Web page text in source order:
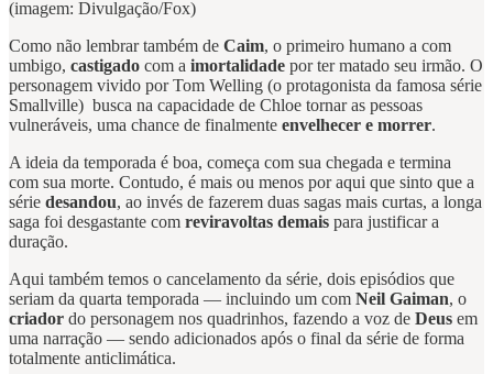
(imagem: Divulgação/Fox)
Como não lembrar também de Caim, o primeiro humano a com
umbigo, castigado com a imortalidade por ter matado seu irmão. O
personagem vivido por Tom Welling (o protagonista da famosa série
Smallville) busca na capacidade de Chloe tornar as pessoas
vulneráveis, uma chance de finalmente envelhecer e morrer.
A ideia da temporada é boa, começa com sua chegada e termina
com sua morte. Contudo, é mais ou menos por aqui que sinto que a
série desandou, ao invés de fazerem duas sagas mais curtas, a longa
saga foi desgastante com reviravoltas demais para justificar a
duração.
Aqui também temos o cancelamento da série, dois episódios que
seriam da quarta temporada — incluindo um com Neil Gaiman, o
criador do personagem nos quadrinhos, fazendo a voz de Deus em
uma narração — sendo adicionados após o final da série de forma
totalmente anticlimática.